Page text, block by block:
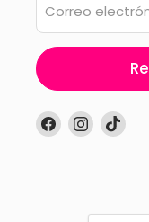
Correo
Encuéntrenos
en
en